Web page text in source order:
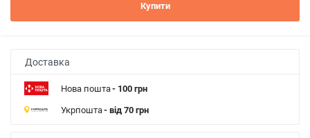
Купити
Доставка
Нова пошта- 100 грн
Укрпошта- від 70 грн